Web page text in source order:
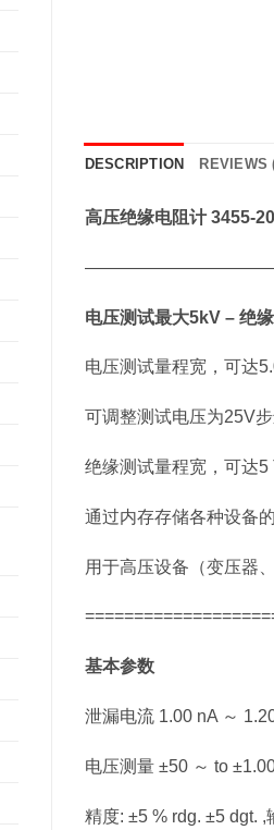
DESCRIPTION REVIEWS
高压绝缘电阻计 3455-20
电压测试最大5kV – 绝
电压测试量程宽，可达
可调整测试电压为25V
绝缘测试量程宽，可达
通过内存存储各种设备
用于高压设备（变压器
基本参数
泄漏电流 1.00 nA ～
电压测量 ±50 ～ to
精度: ±5 % rdg. ±5 dgt.